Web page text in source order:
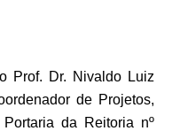
Prof. Dr. Nivaldo Luiz
de Projetos,
da Reitoria nº